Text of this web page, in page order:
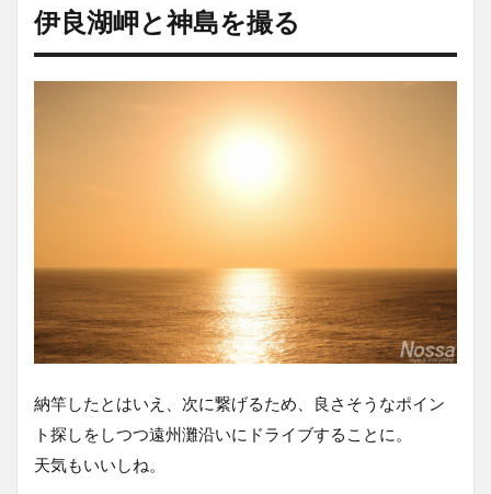
伊良湖岬と神島を撮る
納竿したとはいえ、次に繋げるため、良さそうなポイン
ト探しをしつつ遠州灘沿いにドライブすることに。
天気もいいしね。